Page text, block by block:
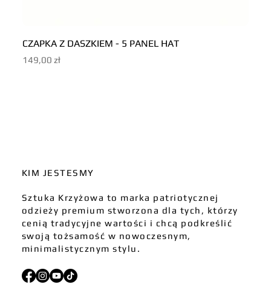
CZAPKA Z DASZKIEM - 5 PANEL HAT
Cena
149,00 zł
KIM JESTESMY
Sztuka Krzyżowa to marka patriotycznej
odzieży premium stworzona dla tych, którzy
cenią tradycyjne wartości i chcą podkreślić
swoją tożsamość w nowoczesnym,
minimalistycznym stylu.